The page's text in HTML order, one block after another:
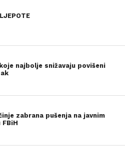
najbolje snižavaju povišeni
zabrana pušenja na javnim